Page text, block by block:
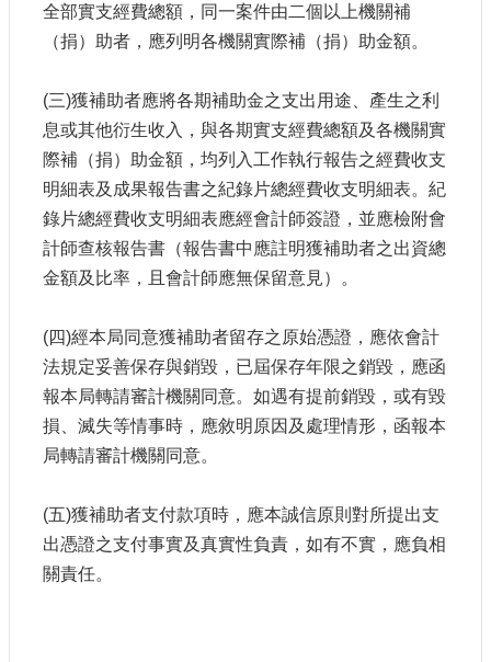
全部實支經費總額，同一案件由二個以上機關補
（捐）助者，應列明各機關實際補（捐）助金額。
(三)獲補助者應將各期補助金之支出用途、產生之利
息或其他衍生收入，與各期實支經費總額及各機關實
際補（捐）助金額，均列入工作執行報告之經費收支
明細表及成果報告書之紀錄片總經費收支明細表。紀
錄片總經費收支明細表應經會計師簽證，並應檢附會
計師查核報告書（報告書中應註明獲補助者之出資總
金額及比率，且會計師應無保留意見）。
(四)經本局同意獲補助者留存之原始憑證，應依會計
法規定妥善保存與銷毀，已屆保存年限之銷毀，應函
報本局轉請審計機關同意。如遇有提前銷毀，或有毀
損、滅失等情事時，應敘明原因及處理情形，函報本
局轉請審計機關同意。
(五)獲補助者支付款項時，應本誠信原則對所提出支
出憑證之支付事實及真實性負責，如有不實，應負相
關責任。